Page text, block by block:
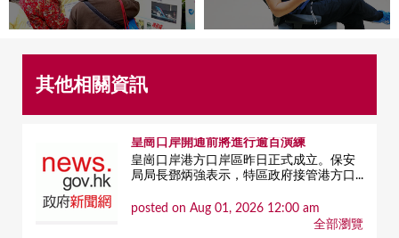
其他相關資訊
皇崗口岸開通前將進行逾百演練
皇崗口岸港方口岸區昨日正式成立。保安
局局長鄧炳強表示，特區政府接管港方口...
posted on Aug 01, 2026 12:00 am
全部瀏覽